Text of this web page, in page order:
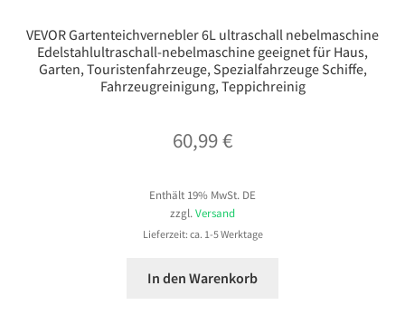
VEVOR Gartenteichvernebler 6L ultraschall nebelmaschine
Edelstahlultraschall-nebelmaschine geeignet für Haus,
Garten, Touristenfahrzeuge, Spezialfahrzeuge Schiffe,
Fahrzeugreinigung, Teppichreinig
60,99€
Enthält 19% MwSt. DE
zzgl. Versand
Lieferzeit: ca. 1-5 Werktage
In den Warenkorb